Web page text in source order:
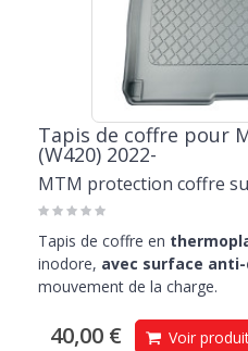
Tapis de coffre pour
(W420) 2022-
MTM protection coffre
Tapis de coffre en
inodore, avec surface
mouvement de la charge.
40,00 € Voir